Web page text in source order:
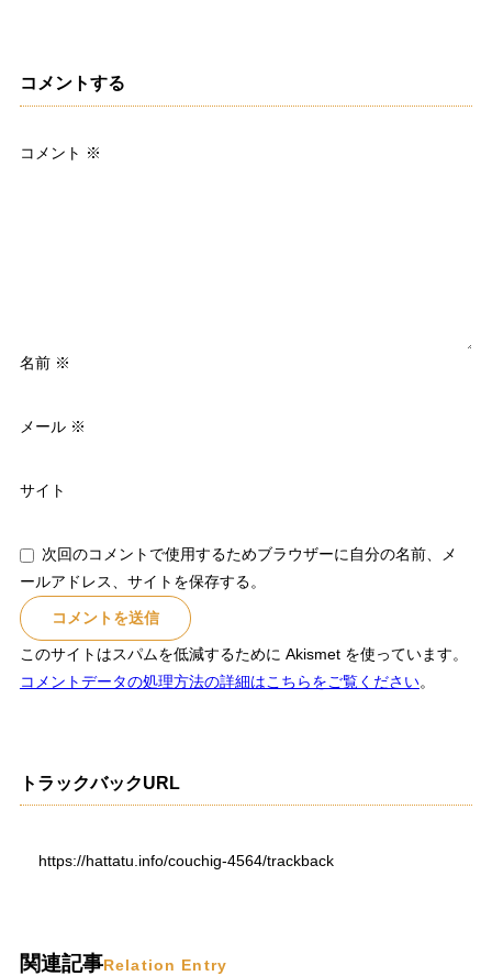
コメントする
コメント ※
名前 ※
メール ※
サイト
次回のコメントで使用するためブラウザーに自分の名前、メ
ールアドレス、サイトを保存する。
このサイトはスパムを低減するために Akismet を使っています。
コメントデータの処理方法の詳細はこちらをご覧ください。
トラックバックURL
https://hattatu.info/couchig-4564/trackback
関連記事Relation Entry